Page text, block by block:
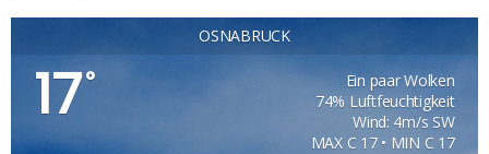
OSNABRÜCK
17°
Ein paar Wolken
74% Luftfeuchtigkeit
Wind: 4m/s SW
MAX C 17 • MIN C 17